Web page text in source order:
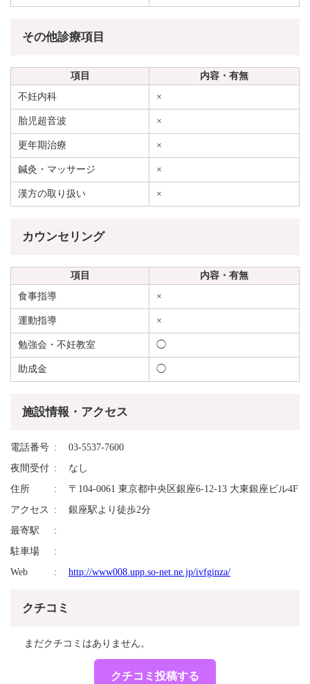
その他診療項目
項目
内容・有無
不妊内科
×
胎児超音波 ×
更年期治療 ×
鍼灸・マッサージ ×
漢方の取り扱い ×
カウンセリング
項目
内容・有無
食事指導
×
運動指導 ×
勉強会・不妊教室 ◯
助成金 ◯
施設情報・アクセス
電話番号
03-5537-7600
夜間受付
なし
住所
〒104-0061 東京都中央区銀座6-12-13 大東銀座ビル4F
アクセス
銀座駅より徒歩2分
最寄駅
駐車場
Web
http://www008.upp.so-net.ne.jp/ivfginza/
クチコミ
まだクチコミはありません。
クチコミ投稿する